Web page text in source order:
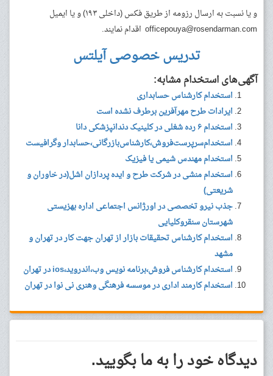
و یا نسبت به ارسال رزومه از طریق فکس (داخلی ۱۹۳) و یا ایمیل
officepouya@rosendarman.com اقدام نمایند.
تدریس خصوصی آیلتس
آگهی‌های استخدام مشابه:
استخدام کارشناس حسابداری
ایرادات طرح مهرآفرین برطرف نشده است
استخدام ۶ رده شغلی در کلینیک دندانپزشکی دانا
استخدام‌سرپرست‌فروش،کارشناس‌بازرگانی،حسابدار وگرافیست
استخدام مهندس شیمی یا فیزیک
استخدام منشی در شرکت طرح و ایده پردازان اشل(در خاوران و
شریعتی)
جذب نیرو تخصصی در اورژانس اجتماعی اداره بهزیستی
شهرستان سنقروکلیایی
استخدام کارشناس تحقیقات بازار از تهران جهت کار در تهران و
مشهد
استخدام کارشناس فروش،برنامه نویس وب،اندروید،ios در تهران
استخدام کارمند اداری در موسسه فرهنگی وهنری نی نوا در تهران
دیدگاه خود را به ما بگویید.